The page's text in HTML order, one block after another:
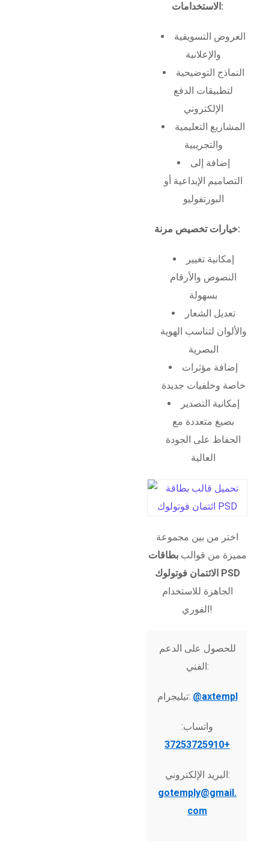
الاستخدامات:
العروض التسويقية
والإعلانية
النماذج التوضيحية
لتطبيقات الدفع
الإلكتروني
المشاريع التعليمية
والتجريبية
إضافة إلى
التصاميم الإبداعية أو
البورتفوليو
خيارات تخصيص مرنة:
إمكانية تغيير
النصوص والأرقام
بسهولة
تعديل الشعار
والألوان لتناسب الهوية
البصرية
إضافة مؤثرات
خاصة وخلفيات جديدة
إمكانية التصدير
بصيغ متعددة مع
الحفاظ على الجودة
العالية
اختر من بين مجموعة
مميزة من قوالببطاقات
الائتمان فوتولوك PSD
الجاهزة للاستخدام
الفوري!
للحصول على الدعم
الفني:
تيليجرام: @axtempl
واتساب:
+37253725910
البريد الإلكتروني:
gotemply@gmail.
com